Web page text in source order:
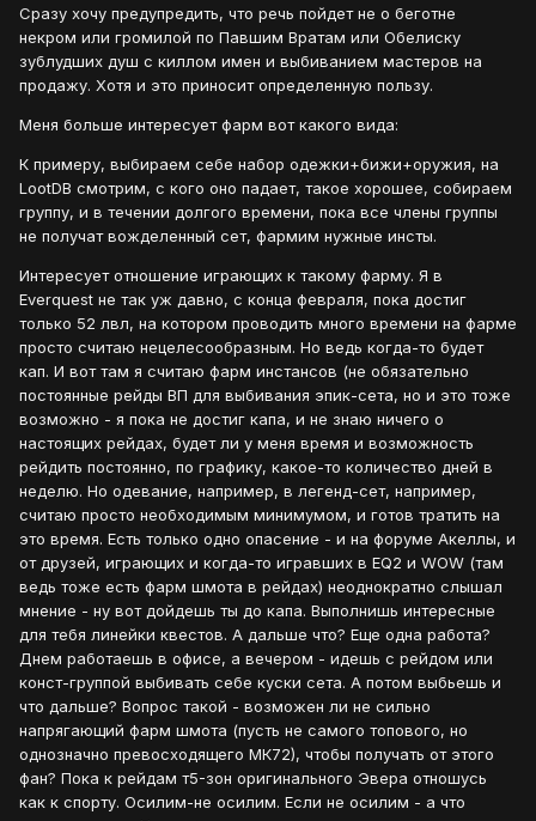
Сразу хочу предупредить, что речь пойдет не о беготне
некром или громилой по Павшим Вратам или Обелиску
зублудших душ с киллом имен и выбиванием мастеров на
продажу. Хотя и это приносит определенную пользу.
Меня больше интересует фарм вот какого вида:
К примеру, выбираем себе набор одежки+бижи+оружия, на
LootDB смотрим, с кого оно падает, такое хорошее, собираем
группу, и в течении долгого времени, пока все члены группы
не получат вожделенный сет, фармим нужные инсты.
Интересует отношение играющих к такому фарму. Я в
Everquest не так уж давно, с конца февраля, пока достиг
только 52 лвл, на котором проводить много времени на фарме
просто считаю нецелесообразным. Но ведь когда-то будет
кап. И вот там я считаю фарм инстансов (не обязательно
постоянные рейды ВП для выбивания эпик-сета, но и это тоже
возможно - я пока не достиг капа, и не знаю ничего о
настоящих рейдах, будет ли у меня время и возможность
рейдить постоянно, по графику, какое-то количество дней в
неделю. Но одевание, например, в легенд-сет, например,
считаю просто необходимым минимумом, и готов тратить на
это время. Есть только одно опасение - и на форуме Акеллы, и
от друзей, играющих и когда-то игравших в EQ2 и WOW (там
ведь тоже есть фарм шмота в рейдах) неоднократно слышал
мнение - ну вот дойдешь ты до капа. Выполнишь интересные
для тебя линейки квестов. А дальше что? Еще одна работа?
Днем работаешь в офисе, а вечером - идешь с рейдом или
конст-группой выбивать себе куски сета. А потом выбьешь и
что дальше? Вопрос такой - возможен ли не сильно
напрягающий фарм шмота (пусть не самого топового, но
однозначно превосходящего МК72), чтобы получать от этого
фан? Пока к рейдам т5-зон оригинального Эвера отношусь
как к спорту. Осилим-не осилим. Если не осилим - а что